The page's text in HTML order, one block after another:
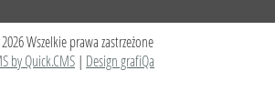
Wszelkie prawa zastrzeżone
by Quick.CMS | Design grafiQa